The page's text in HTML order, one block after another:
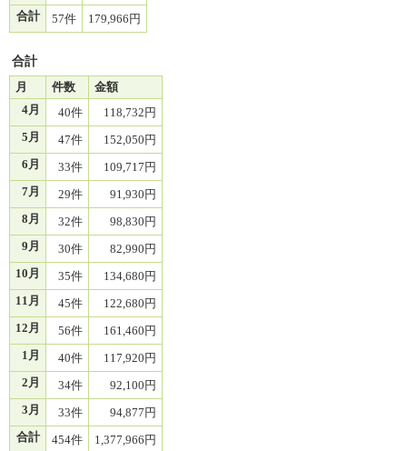
合計
57件 179,966円
合計
月
件数
金額
4月
40件
118,732円
5月
47件
152,050円
6月
33件
109,717円
7月
29件
91,930円
8月
32件
98,830円
9月
30件
82,990円
10月
35件
134,680円
11月
45件
122,680円
12月
56件
161,460円
1月
40件
117,920円
2月
34件
92,100円
3月
33件
94,877円
合計
454件 1,377,966円